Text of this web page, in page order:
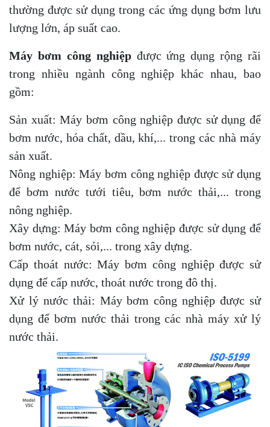
thường được sử dụng trong các ứng dụng bơm lưu
lượng lớn, áp suất cao.
Máy bơm công nghiệpđược ứng dụng rộng rãi
trong nhiều ngành công nghiệp khác nhau, bao
gồm:
Sản xuất: Máy bơm công nghiệp được sử dụng để
bơm nước, hóa chất, dầu, khí,... trong các nhà máy
sản xuất.
Nông nghiệp: Máy bơm công nghiệp được sử dụng
để bơm nước tưới tiêu, bơm nước thải,... trong
nông nghiệp.
Xây dựng: Máy bơm công nghiệp được sử dụng để
bơm nước, cát, sỏi,... trong xây dựng.
Cấp thoát nước: Máy bơm công nghiệp được sử
dụng để cấp nước, thoát nước trong đô thị.
Xử lý nước thải: Máy bơm công nghiệp được sử
dụng để bơm nước thải trong các nhà máy xử lý
nước thải.